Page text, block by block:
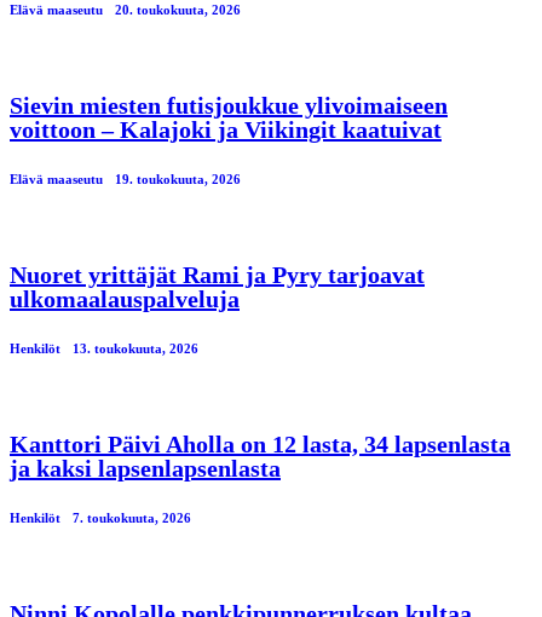
Elävä maaseutu 20. toukokuuta, 2026
Sievin miesten futisjoukkue ylivoimaiseen
voittoon – Kalajoki ja Viikingit kaatuivat
Elävä maaseutu 19. toukokuuta, 2026
Nuoret yrittäjät Rami ja Pyry tarjoavat
ulkomaalauspalveluja
Henkilöt 13. toukokuuta, 2026
Kanttori Päivi Aholla on 12 lasta, 34 lapsenlasta
ja kaksi lapsenlapsenlasta
Henkilöt 7. toukokuuta, 2026